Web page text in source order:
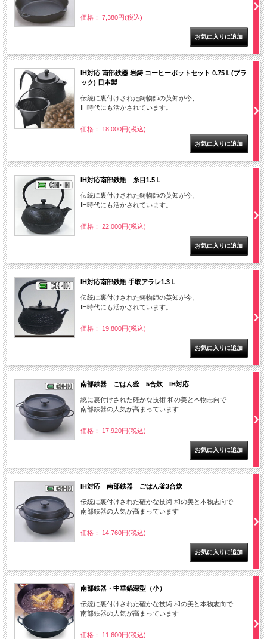
価格： 7,380円(税込)
IH対応 南部鉄器 岩鋳 コーヒーポットセット 0.75Ｌ(ブラ
ック) 日本製
伝統に裏付けされた鋳物師の英知が今、
IH時代にも活かされています。
価格： 18,000円(税込)
IH対応南部鉄瓶 糸目1.5Ｌ
伝統に裏付けされた鋳物師の英知が今、
IH時代にも活かされています。
価格： 22,000円(税込)
IH対応南部鉄瓶 手取アラレ1.3Ｌ
伝統に裏付けされた鋳物師の英知が今、
IH時代にも活かされています。
価格： 19,800円(税込)
南部鉄器 ごはん釜 5合炊 IH対応
統に裏付けされた確かな技術 和の美と本物志向で
南部鉄器の人気が高まっています
価格： 17,920円(税込)
IH対応 南部鉄器 ごはん釜3合炊
伝統に裏付けされた確かな技術 和の美と本物志向で
南部鉄器の人気が高まっています
価格： 14,760円(税込)
南部鉄器・中華鍋深型（小）
伝統に裏付けされた確かな技術 和の美と本物志向で
南部鉄器の人気が高まっています
価格： 11,600円(税込)